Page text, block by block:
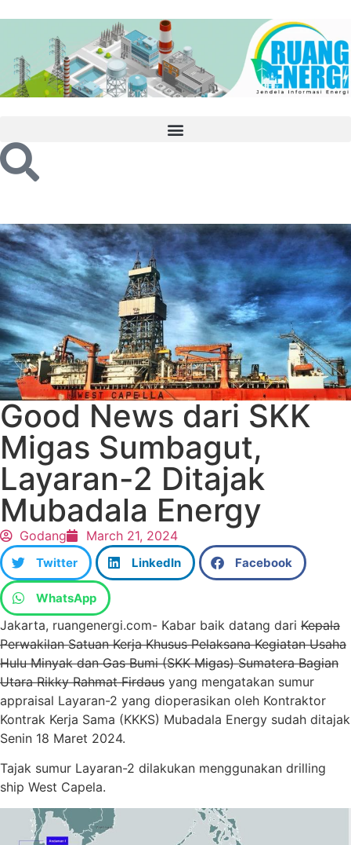
Good News dari SKK
Migas Sumbagut,
Layaran-2 Ditajak
Mubadala Energy
Godang March 21, 2024
Twitter LinkedIn Facebook
WhatsApp
Jakarta, ruangenergi.com- Kabar baik datang dari Kepala
Perwakilan Satuan Kerja Khusus Pelaksana Kegiatan Usaha
Hulu Minyak dan Gas Bumi (SKK Migas) Sumatera Bagian
Utara Rikky Rahmat Firdaus yang mengatakan sumur
appraisal Layaran-2 yang dioperasikan oleh Kontraktor
Kontrak Kerja Sama (KKKS) Mubadala Energy sudah ditajak
Senin 18 Maret 2024.
Tajak sumur Layaran-2 dilakukan menggunakan drilling
ship West Capela.